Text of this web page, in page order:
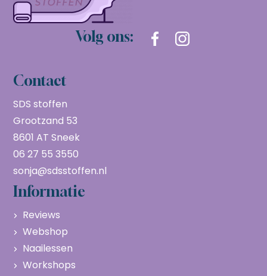
Volg ons:
Contact
SDS stoffen
Grootzand 53
8601 AT Sneek
06 27 55 3550
sonja@sdsstoffen.nl
Informatie
Reviews
Webshop
Naailessen
Workshops